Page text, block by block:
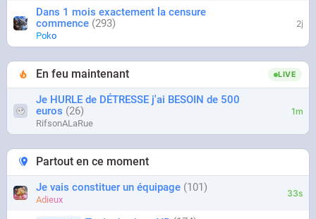
Dans 1 mois exactement la censure
commence 293
Poko
2j
En feu maintenant LIVE
Je HURLE de DÉTRESSE j'ai BESOIN de 500
euros
26
RifsonALaRue
1m
Partout en ce moment
Je vais constituer un équipage 101
Adieux
33s